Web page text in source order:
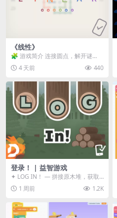
《线性》
🧩 游戏简介 连接圆点，解开谜
题。 ⚠️ 重要提示 所有关卡均可通
关，请确保使用...
4 天前 440
登录！ | 益智游戏
✦ LOG IN！ — 拼接原木堆，获取
分数！ ᑕ☲◎ ᑕ☲◎ ᑕ☲◎ ᑕ☲◎ ...
1 周前 1.2K